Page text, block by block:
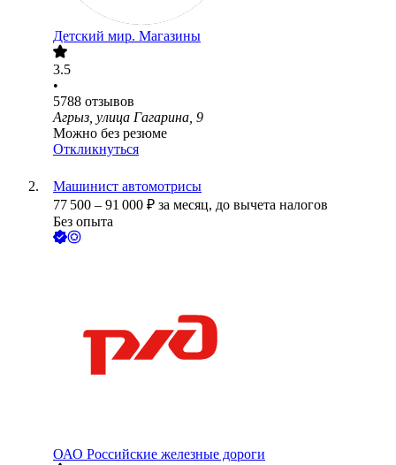
Детский мир. Магазины
3.5
•
5788 отзывов
Агрыз, улица Гагарина, 9
Можно без резюме
Откликнуться
Машинист автомотрисы
77 500 – 91 000 ₽ за месяц, до вычета налогов
Без опыта
ОАО Российские железные дороги